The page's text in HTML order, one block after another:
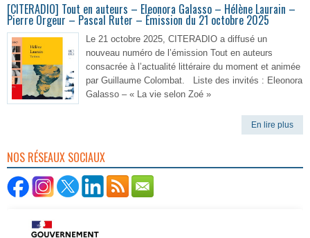
[CITERADIO] Tout en auteurs – Eleonora Galasso – Hélène Laurain –
Pierre Orgeur – Pascal Ruter – Émission du 21 octobre 2025
Le 21 octobre 2025, CITERADIO a diffusé un
nouveau numéro de l’émission Tout en auteurs
consacrée à l’actualité littéraire du moment et animée
par Guillaume Colombat. Liste des invités : Eleonora
Galasso – « La vie selon Zoé »
En lire plus
NOS RÉSEAUX SOCIAUX